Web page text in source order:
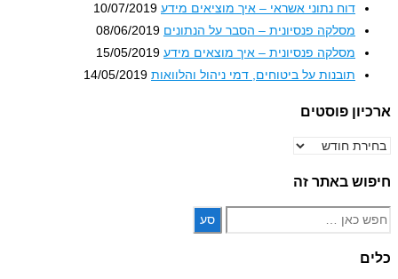
דוח נתוני אשראי – איך מוציאים מידע 10/07/2019
מסלקה פנסיונית – הסבר על הנתונים 08/06/2019
מסלקה פנסיונית – איך מוצאים מידע 15/05/2019
תובנות על ביטוחים, דמי ניהול והלוואות 14/05/2019
ארכיון פוסטים
ארכיון
חיפוש באתר זה
Search
כלים